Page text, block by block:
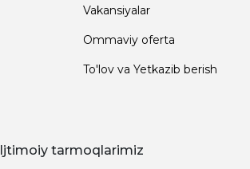
Vakansiyalar
Ommaviy oferta
To'lov va Yetkazib berish
Ijtimoiy tarmoqlarimiz